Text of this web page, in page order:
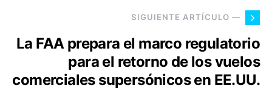
SIGUIENTE ARTÍCULO —
La FAA prepara el marco regulatorio
para el retorno de los vuelos
comerciales supersónicos en EE.UU.